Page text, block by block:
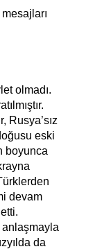
olmadı.
Rusya’sız
eski
boyunca
devam
anlaşmayla
da